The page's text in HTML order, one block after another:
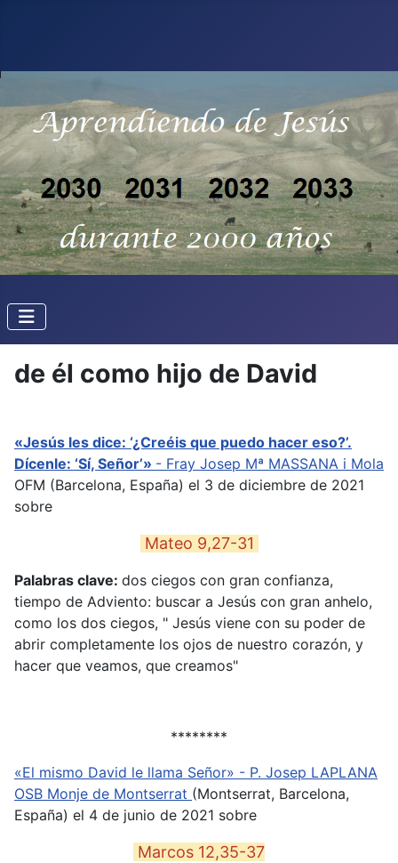
de él como hijo de David
«Jesús les dice: ‘¿Creéis que puedo hacer eso?’.
Dícenle: ‘Sí, Señor’» - Fray Josep Mª MASSANA i Mola
OFM (Barcelona, España) el 3 de diciembre de 2021
sobre
Mateo 9,27-31
Palabras clave: dos ciegos con gran confianza,
tiempo de Adviento: buscar a Jesús con gran anhelo,
como los dos ciegos, " Jesús viene con su poder de
abrir completamente los ojos de nuestro corazón, y
hacer que veamos, que creamos"
********
«El mismo David le llama Señor» - P. Josep LAPLANA
OSB Monje de Montserrat (Montserrat, Barcelona,
España) el 4 de junio de 2021 sobre
Marcos 12,35-37